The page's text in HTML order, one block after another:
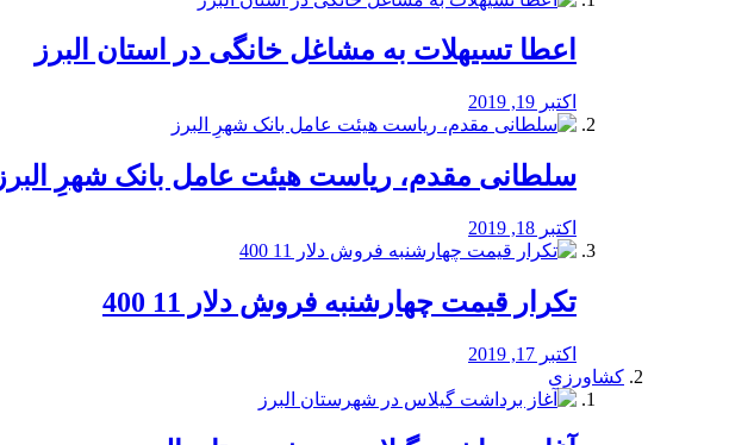
️اعطا تسیهلات به مشاغل خانگی در استان البرز
اکتبر 19, 2019
سلطانی مقدم، ریاست هیئت عامل بانک شهرِ البرز
اکتبر 18, 2019
تکرار قیمت چهارشنبه فروش دلار 11 400
اکتبر 17, 2019
کشاورزی